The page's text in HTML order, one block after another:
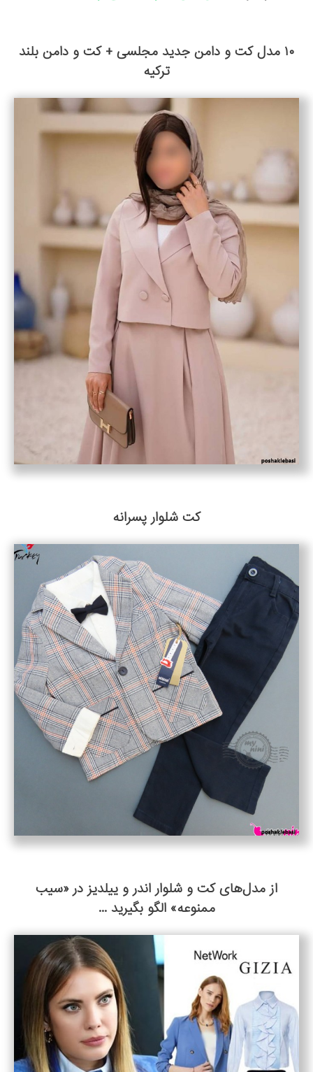
۱۰ مدل کت و دامن جدید مجلسی + کت و دامن بلند
ترکیه
کت شلوار پسرانه
از مدل‌های کت و شلوار اندر و ییلدیز در «سیب
ممنوعه» الگو بگیرید ...